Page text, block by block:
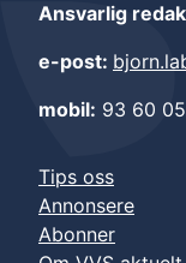
Ansvarlig
e-post:
mobil: 93 60
Tips oss
Annonsere
Abonner